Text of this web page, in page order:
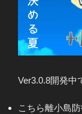
Ver3.0.8開発中
こちら離小島